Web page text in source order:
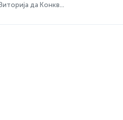
Виторија да Конквиста 99.1 FM